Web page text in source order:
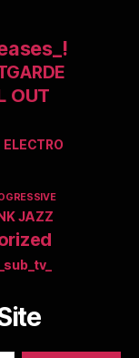
OUT
ELECTRO
JAZZ
_sub_tv_